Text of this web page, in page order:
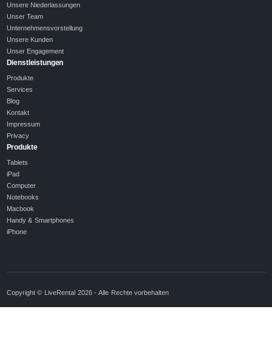
Unsere Niederlassungen
Unser Team
Unternehmensvorstellung
Unsere Kunden
Unser Engagement
Dienstleistungen
Produkte
Services
Blog
Kontakt
Impressum
Privacy
Produkte
Tablets
iPad
Computer
Notebooks
Macbook
Handy & Smartphones
iPhone
Copyright © LiveRental 2026 - Alle Rechte vorbehalten